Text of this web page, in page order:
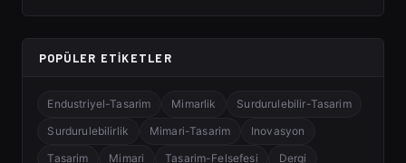
POPÜLER ETIKETLER
Endustriyel-Tasarim Mimarlik
Surdurulebilir-Tasarim
Surdurulebilirlik
Mimari-Tasarim
Inovasyon
Tasarim
Mimari Tasarim-Felsefesi
Dergi